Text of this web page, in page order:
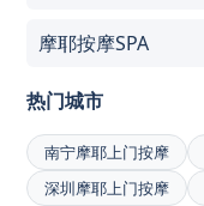
摩耶按摩SPA
热门城市
南宁摩耶上门按摩
深圳摩耶上门按摩